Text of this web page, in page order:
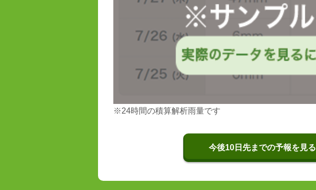
※24時間の積算解析雨量です
今後10日先までの予報を見る